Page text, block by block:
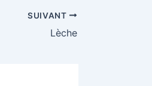
SUIVANT
Lèche